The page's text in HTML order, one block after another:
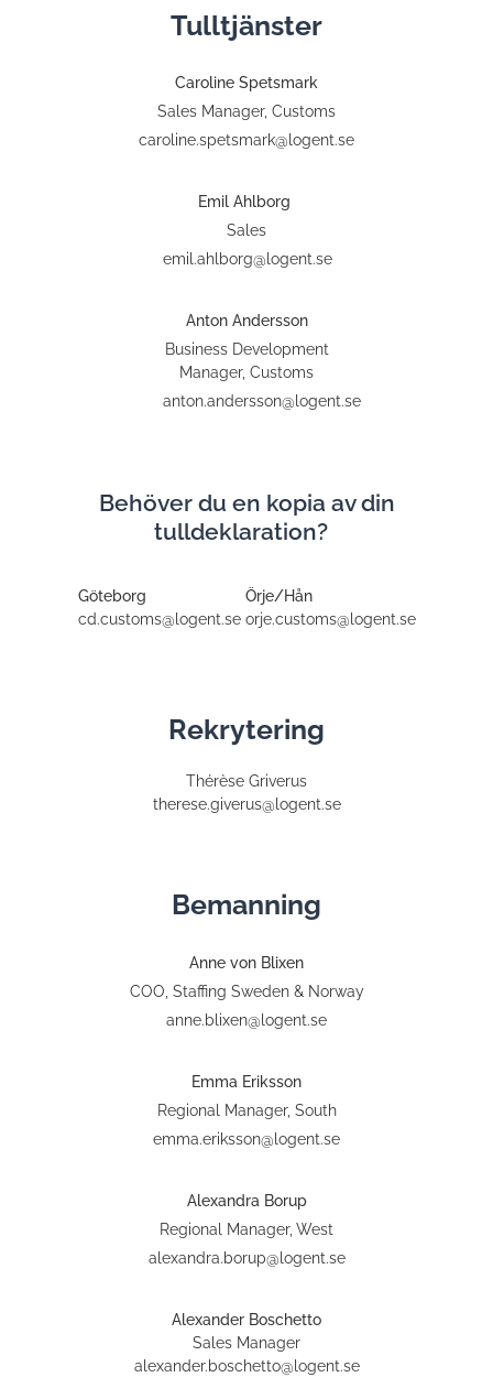
Tulltjänster
Caroline Spetsmark
Sales Manager, Customs
caroline.spetsmark@logent.se
Emil Ahlborg
Sales
emil.ahlborg@logent.se
Anton Andersson
Business Development
Manager, Customs
anton.andersson@logent.se
Behöver du en kopia av din
tulldeklaration?
Göteborg
cd.customs@logent.se
Örje/Hån
orje.customs@logent.se
Rekrytering
Thérèse Griverus
therese.giverus@logent.se
Bemanning
Anne von Blixen
COO, Staffing Sweden & Norway
anne.blixen@logent.se
Emma Eriksson
Regional Manager, South
emma.eriksson@logent.se
Alexandra Borup
Regional Manager, West
alexandra.borup@logent.se
Alexander Boschetto
Sales Manager
alexander.boschetto@logent.se